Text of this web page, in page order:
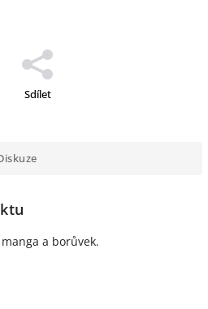
Sdílet
a borůvek.